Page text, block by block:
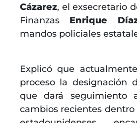
Cázarez, el exsecretario
Finanzas Enrique
mandos policiales
Explicó que
proceso la designación
que dará seguimiento
cambios recientes